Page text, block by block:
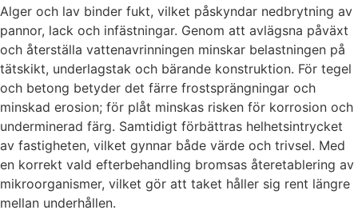
Alger och lav binder fukt, vilket påskyndar nedbrytning av
pannor, lack och infästningar. Genom att avlägsna påväxt
och återställa vattenavrinningen minskar belastningen på
tätskikt, underlagstak och bärande konstruktion. För tegel
och betong betyder det färre frostsprängningar och
minskad erosion; för plåt minskas risken för korrosion och
underminerad färg. Samtidigt förbättras helhetsintrycket
av fastigheten, vilket gynnar både värde och trivsel. Med
en korrekt vald efterbehandling bromsas återetablering av
mikroorganismer, vilket gör att taket håller sig rent längre
mellan underhållen.